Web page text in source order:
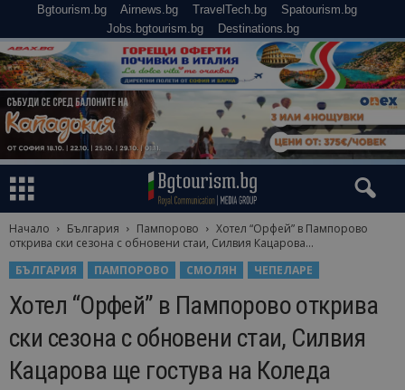
Bgtourism.bg Airnews.bg TravelTech.bg
Spatourism.bg
Jobs.bgtourism.bg
Destinations.bg
Начало България Пампорово
Хотел “Орфей” в Пампорово
открива ски сезона с обновени стаи, Силвия Кацарова...
БЪЛГАРИЯ
ПАМПОРОВО СМОЛЯН ЧЕПЕЛАРЕ
Хотел “Орфей” в Пампорово открива
ски сезона с обновени стаи, Силвия
Кацарова ще гостува на Коледа